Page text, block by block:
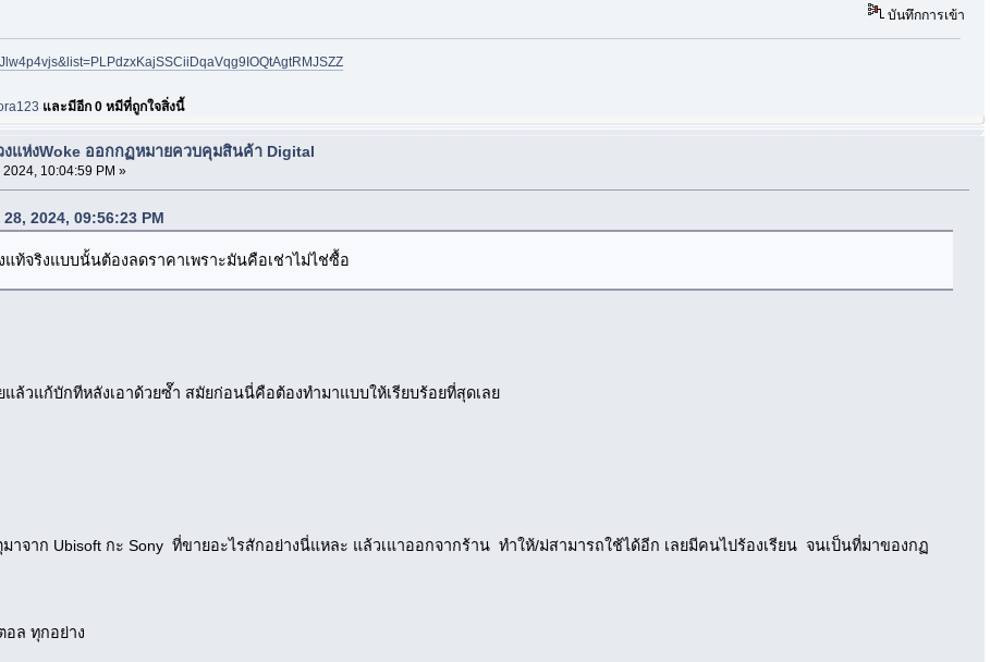
บันทึกการเข้า
และมีอีก 0 หมีที่ถูกใจสิ่งนี้
งแห่งWoke ออกกฏหมายควบคุมสินค้า Digital
10:04:59 PM »
2024, 09:56:23 PM
แท้จริงแบบนั้นต้องลดราคาเพราะมันคือเช่าไม่ไช่ซื้อ
ล้วแก้บักทีหลังเอาด้วยซ๊ำ สมัยก่อนนี่คือต้องทำมาแบบให้เรียบร้อยที่สุดเลย
าจาก Ubisoft กะ Sony ที่ขายอะไรสักอย่างนี่แหละ แล้วเแาออกจากร้าน ทำให้/ม่สามารถใช้ได้อีก เลยมีคนไปร้องเรียน จนเป็นที่มาของกฏ
ล ทุกอย่าง